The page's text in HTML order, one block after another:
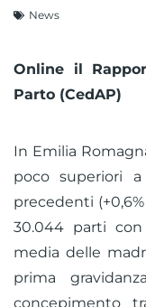
News
Online il
Parto (CedAP)
In Emilia
poco superiori
precedenti
30.044 parti
media delle
prima
concepimento